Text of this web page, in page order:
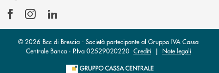
© 2026 Bcc di Brescia - Società partecipante al Gruppo IVA Cassa
Centrale Banca · P.Iva 02529020220 Crediti| Note legali